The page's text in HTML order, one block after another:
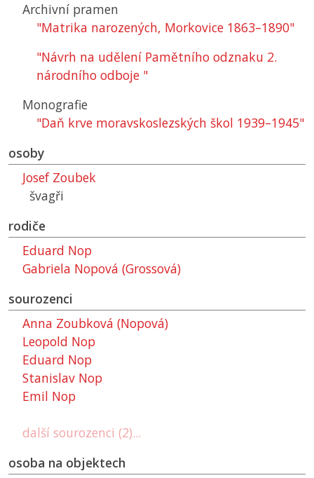
Archivní pramen
"Matrika narozených, Morkovice 1863–1890"
"Návrh na udělení Pamětního odznaku 2.
národního odboje "
Monografie
"Daň krve moravskoslezských škol 1939–1945"
osoby
Josef Zoubek
švagři
rodiče
Eduard Nop
Gabriela Nopová (Grossová)
sourozenci
Anna Zoubková (Nopová)
Leopold Nop
Eduard Nop
Stanislav Nop
Emil Nop
další sourozenci (2)...
osoba na objektech